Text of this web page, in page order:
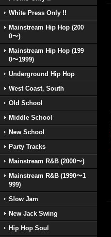
White Press Only !!
Mainstream Hip Hop (200
0〜)
Mainstream Hip Hop (199
0〜1999)
Underground Hip Hop
West Coast, South
Old School
Middle School
New School
Party Tracks
Mainstream R&B (2000〜)
Mainstream R&B (1990〜1
999)
Slow Jam
New Jack Swing
Hip Hop Soul